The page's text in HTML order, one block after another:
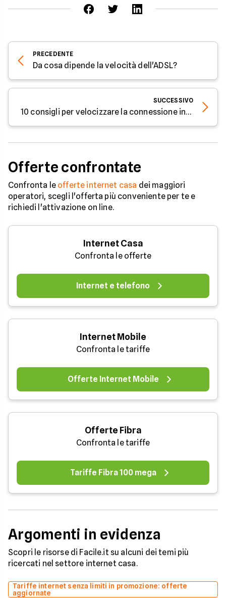
PRECEDENTE
Da cosa dipende la velocità dell'ADSL?
SUCCESSIVO
10 consigli per velocizzare la connessione internet
Offerte confrontate
Confronta le offerte internet casa dei maggiori
operatori, scegli l'offerta più conveniente per te e
richiedi l'attivazione on line.
Internet Casa
Confronta le offerte
Internet e telefono
Internet Mobile
Confronta le tariffe
Offerte Internet Mobile
Offerte Fibra
Confronta le tariffe
Tariffe Fibra 100 mega
Argomenti in evidenza
Scopri le risorse di Facile.it su alcuni dei temi più
ricercati nel settore internet casa.
Tariffe internet senza limiti in promozione: offerte
aggiornate